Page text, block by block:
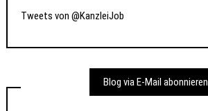
Tweets von @KanzleiJob
Blog via E-Mail abonnieren